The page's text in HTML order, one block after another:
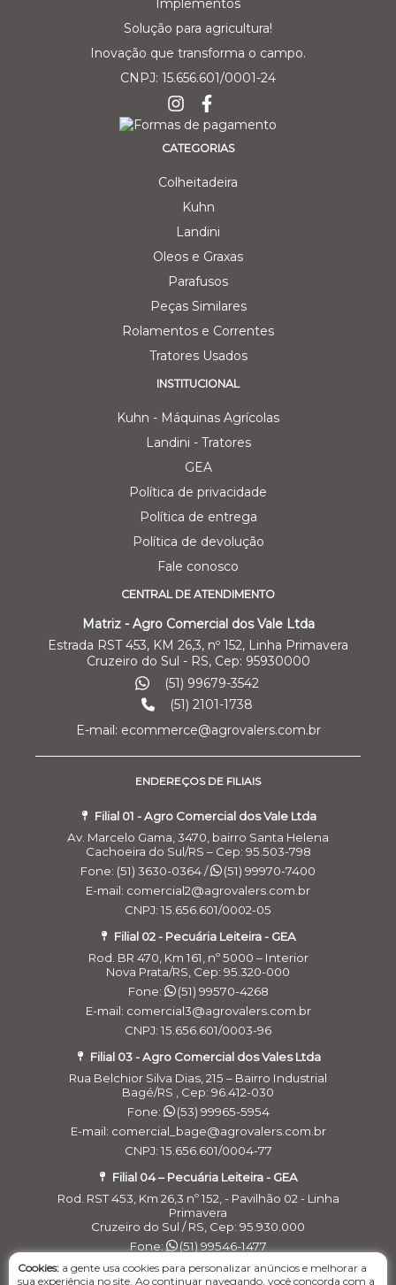
Solução para agricultura!
Inovação que transforma o campo.
CNPJ: 15.656.601/0001-24
CATEGORIAS
Colheitadeira
Kuhn
Landini
Oleos e Graxas
Parafusos
Peças Similares
Rolamentos e Correntes
Tratores Usados
INSTITUCIONAL
Kuhn - Máquinas Agrícolas
Landini - Tratores
GEA
Política de privacidade
Política de entrega
Política de devolução
Fale conosco
CENTRAL DE ATENDIMENTO
Matriz - Agro Comercial dos Vale Ltda
Estrada RST 453, KM 26,3, nº 152, Linha Primavera
Cruzeiro do Sul - RS, Cep: 95930000
(51) 99679-3542
(51) 2101-1738
E-mail: ecommerce@agrovalers.com.br
ENDEREÇOS DE FILIAIS
Filial 01 - Agro Comercial dos Vale Ltda
Av. Marcelo Gama, 3470, bairro Santa Helena
Cachoeira do Sul/RS – Cep: 95.503-798
Fone: (51) 3630-0364 /
(51) 99970-7400
E-mail: comercial2@agrovalers.com.br
CNPJ: 15.656.601/0002-05
Filial 02 - Pecuária Leiteira - GEA
Rod. BR 470, Km 161, nº 5000 – Interior
Nova Prata/RS, Cep: 95.320-000
Fone:
(51) 99570-4268
E-mail: comercial3@agrovalers.com.br
CNPJ: 15.656.601/0003-96
Filial 03 - Agro Comercial dos Vales Ltda
Rua Belchior Silva Dias, 215 – Bairro Industrial
Bagé/RS , Cep: 96.412-030
Fone:
(53) 99965-5954
E-mail: comercial_bage@agrovalers.com.br
CNPJ: 15.656.601/0004-77
Filial 04 – Pecuária Leiteira - GEA
Rod. RST 453, Km 26,3 nº 152, - Pavilhão 02 - Linha
Primavera
Cruzeiro do Sul / RS, Cep: 95.930.000
Fone:
(51) 99546-1477
E-maill: financeirogea@agrovalers.com.br
Cookies: a gente usa cookies para personalizar anúncios e melhorar a
sua experiência no site. Ao continuar navegando, você concorda com a